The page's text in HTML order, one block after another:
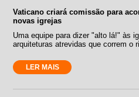
Vaticano criará comissão para
novas igrejas
Uma equipe para dizer "alto lá!" às
arquiteturas atrevidas que correm o
LER MAIS